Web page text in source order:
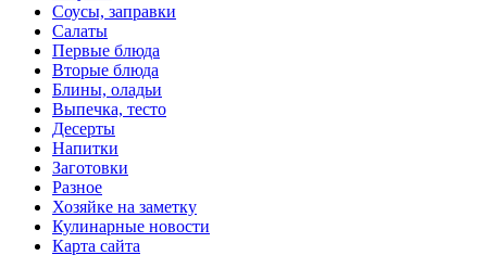
Соусы, заправки
Салаты
Первые блюда
Вторые блюда
Блины, оладьи
Выпечка, тесто
Десерты
Напитки
Заготовки
Разное
Хозяйке на заметку
Кулинарные новости
Карта сайта